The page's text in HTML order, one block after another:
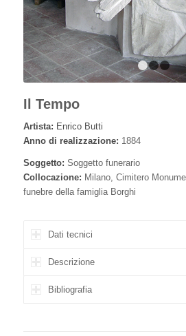
Il Tempo
Artista: Enrico Butti
Anno di realizzazione: 1884
Soggetto: Soggetto funerario
Collocazione: Milano, Cimitero
funebre della famiglia Borghi
Dati tecnici
Descrizione
Bibliografia